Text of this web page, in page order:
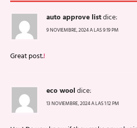
auto approve listdice:
9 NOVIEMBRE, 2024 A LAS 9:19 PM
Great post.!
eco wooldice:
13 NOVIEMBRE, 2024 A LAS 1:12 PM